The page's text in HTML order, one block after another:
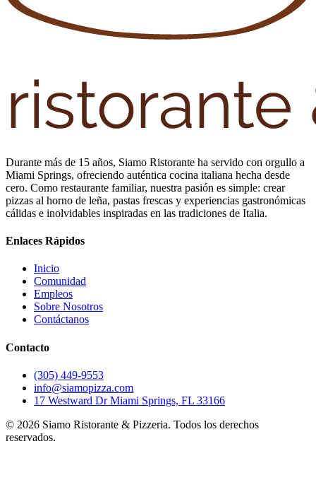
Durante más de 15 años, Siamo Ristorante ha servido con orgullo a
Miami Springs, ofreciendo auténtica cocina italiana hecha desde
cero. Como restaurante familiar, nuestra pasión es simple: crear
pizzas al horno de leña, pastas frescas y experiencias gastronómicas
cálidas e inolvidables inspiradas en las tradiciones de Italia.
Enlaces Rápidos
Inicio
Comunidad
Empleos
Sobre Nosotros
Contáctanos
Contacto
(305) 449-9553
info@siamopizza.com
17 Westward Dr Miami Springs, FL 33166
© 2026 Siamo Ristorante & Pizzeria. Todos los derechos
reservados.